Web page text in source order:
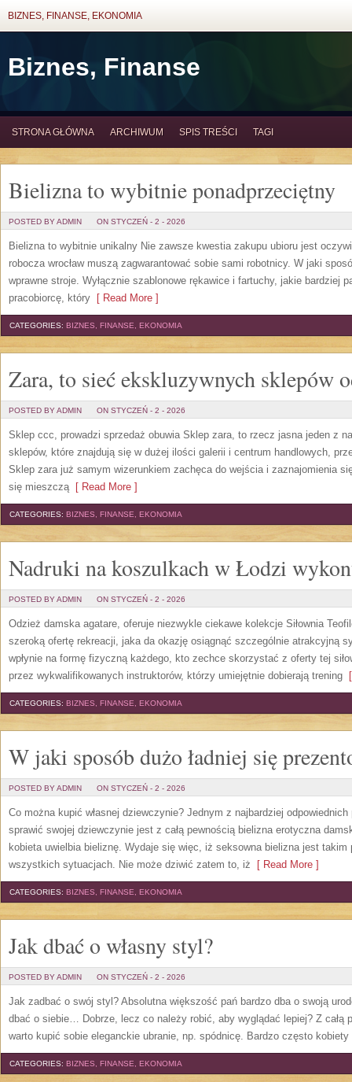
BIZNES, FINANSE, EKONOMIA
Biznes, Finanse
STRONA GŁÓWNA ARCHIWUM SPIS TREŚCI TAGI
Bielizna to wybitnie ponadprzeciętny
POSTED BY ADMIN ON STYCZEŃ - 2 - 2026
Bielizna to wybitnie unikalny Nie zawsze kwestia zakupu ubioru jest
robocza wrocław muszą zagwarantować sobie sami robotnicy. W jaki
wprawne stroje. Wyłącznie szablonowe rękawice i fartuchy, jakie bardziej
pracobiorcę, który [ Read More ]
CATEGORIES: BIZNES, FINANSE, EKONOMIA
Zara, to sieć ekskluzywnych sklepów
POSTED BY ADMIN ON STYCZEŃ - 2 - 2026
Sklep ccc, prowadzi sprzedaż obuwia Sklep zara, to rzecz jasna jeden z
sklepów, które znajdują się w dużej ilości galerii i centrum handlowych,
Sklep zara już samym wizerunkiem zachęca do wejścia i zaznajomienia
się mieszczą[ Read More ]
CATEGORIES: BIZNES, FINANSE, EKONOMIA
Nadruki na koszulkach w Łodzi
POSTED BY ADMIN ON STYCZEŃ - 2 - 2026
Odzież damska agatare, oferuje niezwykle ciekawe kolekcje Siłownia
szeroką ofertę rekreacji, jaka da okazję osiągnąć szczególnie atrakcyjną
wpłynie na formę fizyczną każdego, kto zechce skorzystać z oferty tej
przez wykwalifikowanych instruktorów, którzy umiejętnie dobierają trening
CATEGORIES: BIZNES, FINANSE, EKONOMIA
W jaki sposób dużo ładniej się
POSTED BY ADMIN ON STYCZEŃ - 2 - 2026
Co można kupić własnej dziewczynie? Jednym z najbardziej
sprawić swojej dziewczynie jest z całą pewnością bielizna erotyczna
kobieta uwielbia bieliznę. Wydaje się więc, iż seksowna bielizna jest
wszystkich sytuacjach. Nie może dziwić zatem to, iż [ Read More ]
CATEGORIES: BIZNES, FINANSE, EKONOMIA
Jak dbać o własny styl?
POSTED BY ADMIN ON STYCZEŃ - 2 - 2026
Jak zadbać o swój styl? Absolutna większość pań bardzo dba o swoją
dbać o siebie… Dobrze, lecz co należy robić, aby wyglądać lepiej? Z całą
warto kupić sobie eleganckie ubranie, np. spódnicę. Bardzo często
CATEGORIES: BIZNES, FINANSE, EKONOMIA